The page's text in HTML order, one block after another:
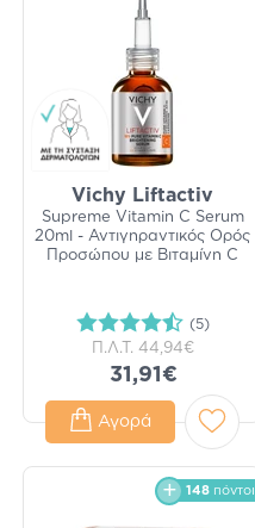
Vichy Liftactiv
Supreme Vitamin C Serum
20ml - Αντιγηραντικός Ορός
Προσώπου με Βιταμίνη C
(5)
Π.Λ.Τ. 44,94€
31,91€
Αγορά
148 πόντοι